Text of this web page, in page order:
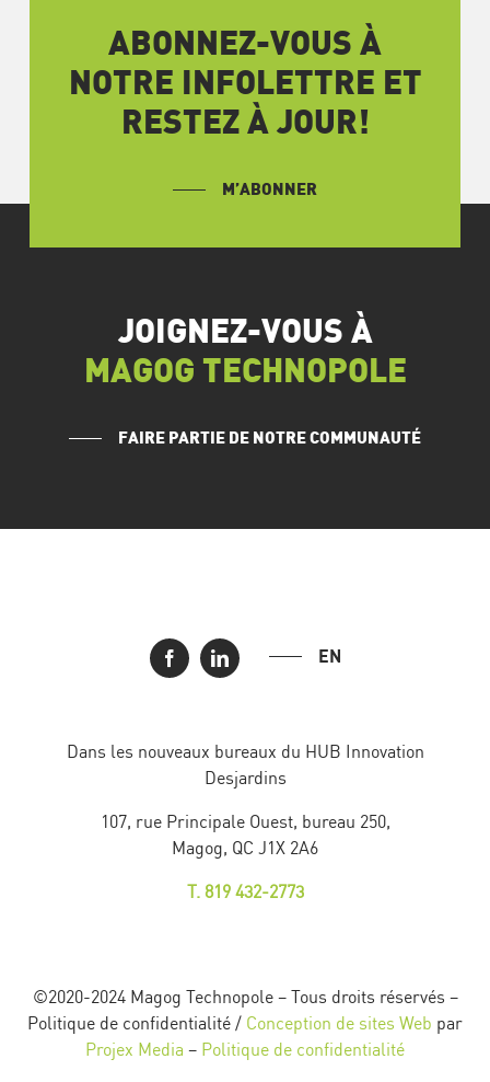
ABONNEZ-VOUS À
NOTRE INFOLETTRE ET
RESTEZ À JOUR!
M’ABONNER
JOIGNEZ-VOUS À
MAGOG TECHNOPOLE
FAIRE PARTIE DE NOTRE COMMUNAUTÉ
EN
Dans les nouveaux bureaux du HUB Innovation
Desjardins
107, rue Principale Ouest, bureau 250,
Magog, QC J1X 2A6
T. 819 432-2773
©2020-2024 Magog Technopole – Tous droits réservés –
Politique de confidentialité / Conception de sites Web par
Projex Media – Politique de confidentialité